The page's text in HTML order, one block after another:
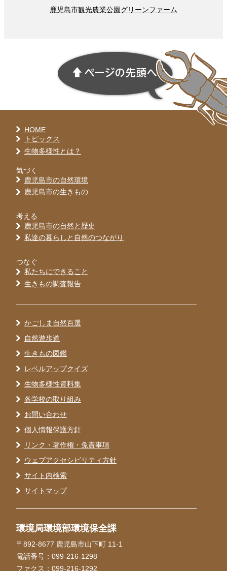
鹿児島市観光農業公園 グリーンファーム
HOME
トピックス
生物多様性とは？
気づく
鹿児島市の自然環境
鹿児島市の生きもの
考える
鹿児島市の自然と歴史
私達の暮らしと自然のつながり
つなぐ
私たちにできること
生きもの調査報告
かごしま自然百選
自然遊歩道
生きもの図鑑
レベルアップクイズ
生物多様性資料集
各学校の取り組み
お問い合わせ
個人情報保護方針
リンク・著作権・免責事項
ウェブアクセシビリティ方針
サイト内検索
サイトマップ
環境局環境部環境保全課
〒892-8677 鹿児島市山下町 11-1
電話番号：099-216-1298
ファクス：099-216-1292